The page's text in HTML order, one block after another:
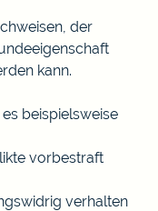
der
kann.
beispielsweise
vorbestraft
verhalten